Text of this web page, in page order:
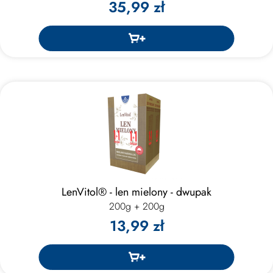
35,99 zł
LenVitol® - len mielony - dwupak
200g + 200g
13,99 zł